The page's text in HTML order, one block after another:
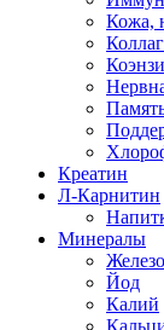
Кожа,
Креатин
Л-Карнитин
Минералы
Железо
Йод
Калий